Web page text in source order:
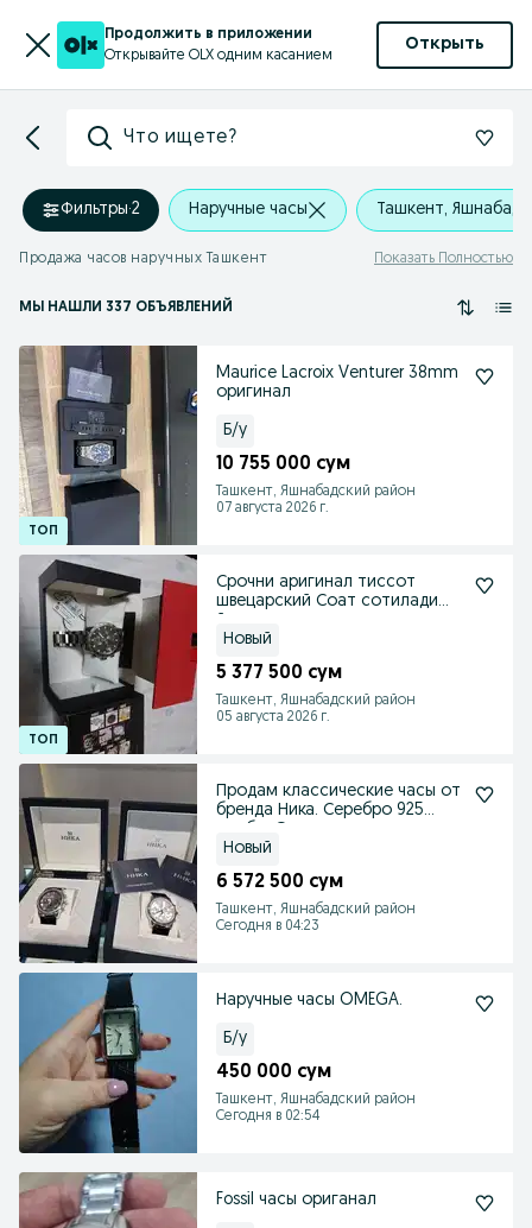
Продолжить в приложении
Открывайте OLX одним касанием
Открыть
Что ищете?
Фильтры·2 Наручные часы Ташкент,
Продажа часов наручных Ташкент Показать Полностью
МЫ НАШЛИ 337 ОБЪЯВЛЕНИЙ
Maurice Lacroix Venturer 38mm
оригинал
Б/у
10 755 000 сум
Ташкент, Яшнабадский район
07 августа 2026 г.
Срочни аригинал тиссот
швецарский Соат сотилади
Новый
5 377 500 сум
Ташкент, Яшнабадский район
05 августа 2026 г.
Продам классические часы от
бренда Ника. Серебро 925
Новый
6 572 500 сум
Ташкент, Яшнабадский район
Сегодня в 04:23
Наручные часы OMEGA.
Б/у
450 000 сум
Ташкент, Яшнабадский район
Сегодня в 02:54
Fossil часы ориганал